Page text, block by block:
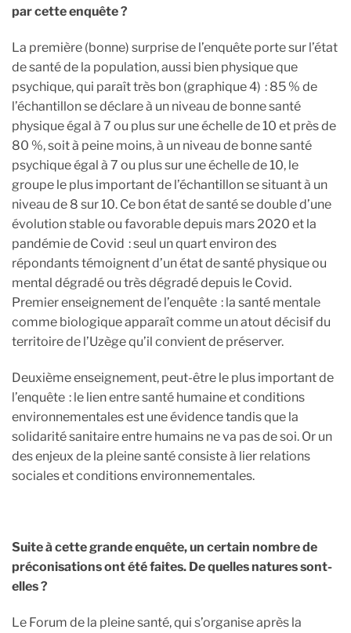
par cette enquête ?
La première (bonne) surprise de l’enquête porte sur l’état
de santé de la population, aussi bien physique que
psychique, qui paraît très bon (graphique 4) : 85 % de
l’échantillon se déclare à un niveau de bonne santé
physique égal à 7 ou plus sur une échelle de 10 et près de
80 %, soit à peine moins, à un niveau de bonne santé
psychique égal à 7 ou plus sur une échelle de 10, le
groupe le plus important de l’échantillon se situant à un
niveau de 8 sur 10. Ce bon état de santé se double d’une
évolution stable ou favorable depuis mars 2020 et la
pandémie de Covid : seul un quart environ des
répondants témoignent d’un état de santé physique ou
mental dégradé ou très dégradé depuis le Covid.
Premier enseignement de l’enquête : la santé mentale
comme biologique apparaît comme un atout décisif du
territoire de l’Uzège qu’il convient de préserver.
Deuxième enseignement, peut-être le plus important de
l’enquête : le lien entre santé humaine et conditions
environnementales est une évidence tandis que la
solidarité sanitaire entre humains ne va pas de soi. Or un
des enjeux de la pleine santé consiste à lier relations
sociales et conditions environnementales.
Suite à cette grande enquête, un certain nombre de
préconisations ont été faites. De quelles natures sont-
elles ?
Le Forum de la pleine santé, qui s’organise après la